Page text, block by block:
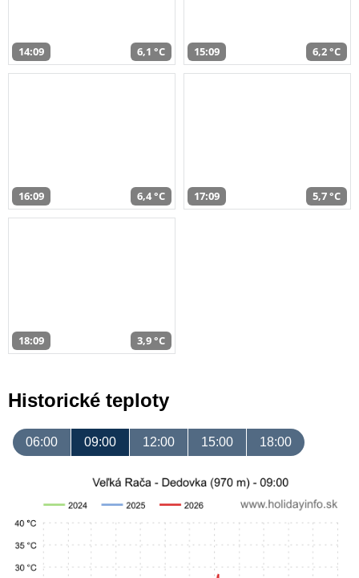
14:09 6,1 °C 15:09 6,2 °C
16:09 6,4 °C 17:09 5,7 °C
18:09 3,9 °C
Historické teploty
06:00 09:00 12:00 15:00 18:00